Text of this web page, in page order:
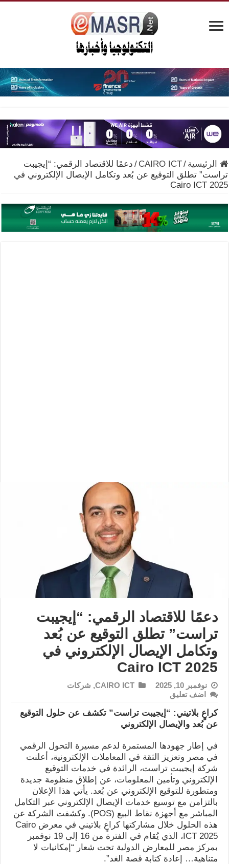
الرئيسية /
CAIRO ICT
/ دعمًا للاقتصاد الرقمي: “إيجيبت
تراست” تطلق التوقيع عن بُعد وتكامل الإيصال الإلكتروني في
Cairo ICT 2025
دعمًا للاقتصاد الرقمي: “إيجيبت
تراست” تطلق التوقيع عن بُعد
وتكامل الإيصال الإلكتروني في
Cairo ICT 2025
نوفمبر 10, 2025 CAIRO ICT
, شركات
اضف تعليق
كراعٍ بلاتيني: “إيجيبت تراست” تكشف عن حلول التوقيع
عن بُعد والإيصال الإلكتروني
في إطار جهودها المستمرة لدعم مسيرة التحول الرقمي
في مصر وتعزيز الثقة في المعاملات الإلكترونية، أعلنت
شركة إيجيبت تراست، الرائدة في خدمات التوقيع
الإلكتروني وتأمين المعلومات، عن إطلاق منظومة جديدة
ومتطورة للتوقيع الإلكتروني عن بُعد. يأتي هذا الإعلان
بالتزامن مع توسيع خدمات الإيصال الإلكتروني عبر التكامل
المباشر مع أجهزة نقاط البيع (POS). وكشفت الشركة عن
هذه الحلول خلال مشاركتها كراعٍ بلاتيني في معرض Cairo
ICT 2025، الذي يُقام في الفترة من 16 إلى 19 نوفمبر
بمركز مصر للمعارض الدولية تحت شعار “إمكانيات لا
متناهية… إعادة كتابة قصة الغد”.